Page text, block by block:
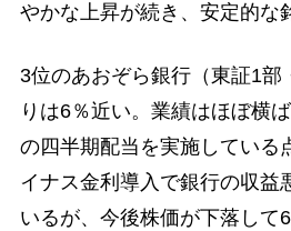
やかな上昇が続き、安定的な
3位のあおぞら銀行（東証1部
りは6％近い。業績はほぼ横
の四半期配当を実施している
イナス金利導入で銀行の収益
いるが、今後株価が下落して